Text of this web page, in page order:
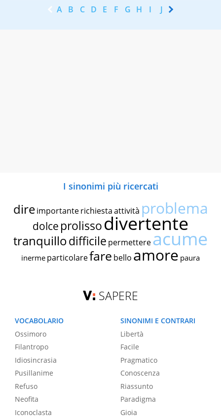
A B C D E F G H I J K
I sinonimi più ricercati
dire importante richiestaattività problema
dolce prolissodivertente
tranquillodifficile permettereacume
inerme particolarefare bello amore paura
SAPERE
VOCABOLARIO
Ossimoro
Filantropo
Idiosincrasia
Pusillanime
Refuso
Neofita
Iconoclasta
SINONIMI E CONTRARI
Libertà
Facile
Pragmatico
Conoscenza
Riassunto
Paradigma
Gioia